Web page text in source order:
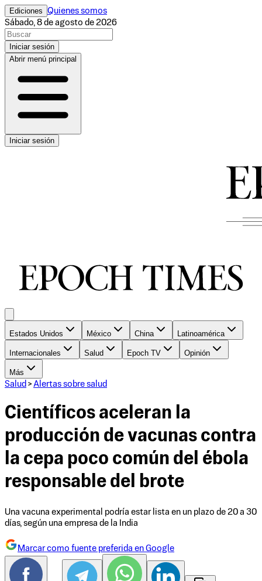
Ediciones Quienes somos
Sábado, 8 de agosto de 2026
Iniciar sesión
Abrir menú principal
Iniciar sesión
Estados Unidos México China Latinoamérica
Internacionales Salud Epoch TV Opinión
Más
Salud > Alertas sobre salud
Científicos aceleran la
producción de vacunas contra
la cepa poco común del ébola
responsable del brote
Una vacuna experimental podría estar lista en un plazo de 20 a 30
días, según una empresa de la India
Marcar como fuente preferida en Google